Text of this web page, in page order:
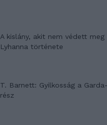
A kislány, akit nem védett meg
Lyhanna története
T. Barnett: Gyilkosság a
rész